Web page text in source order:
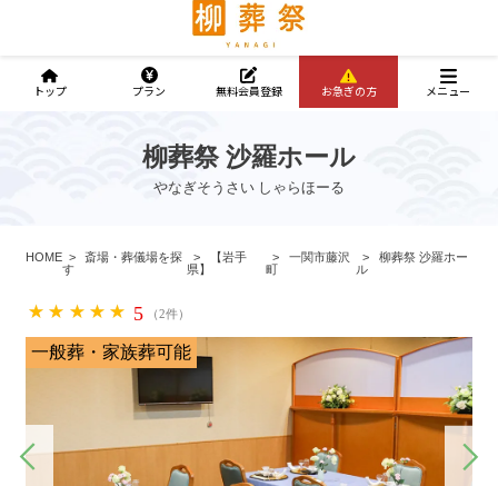
柳葬祭 沙羅ホール
やなぎそうさい しゃらほーる
HOME
斎場・葬儀場を探
す
【岩手
県】
一関市藤沢
町
柳葬祭 沙羅ホー
ル
5 （2件）
一般葬・家族葬可能
トップ プラン 無料会員登録 お急ぎの方 メニュー